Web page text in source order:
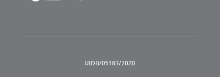
UIDB/05183/2020